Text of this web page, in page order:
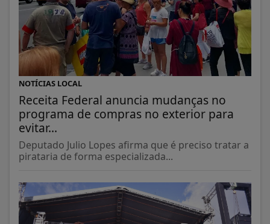
NOTÍCIAS LOCAL
Receita Federal anuncia mudanças no
programa de compras no exterior para
evitar...
Deputado Julio Lopes afirma que é preciso tratar a
pirataria de forma especializada...